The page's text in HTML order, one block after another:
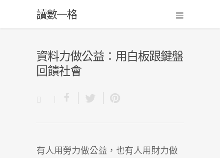
讀數一格
資料力做公益：用白板跟鍵盤
回饋社會
有人用勞力做公益，也有人用財力做